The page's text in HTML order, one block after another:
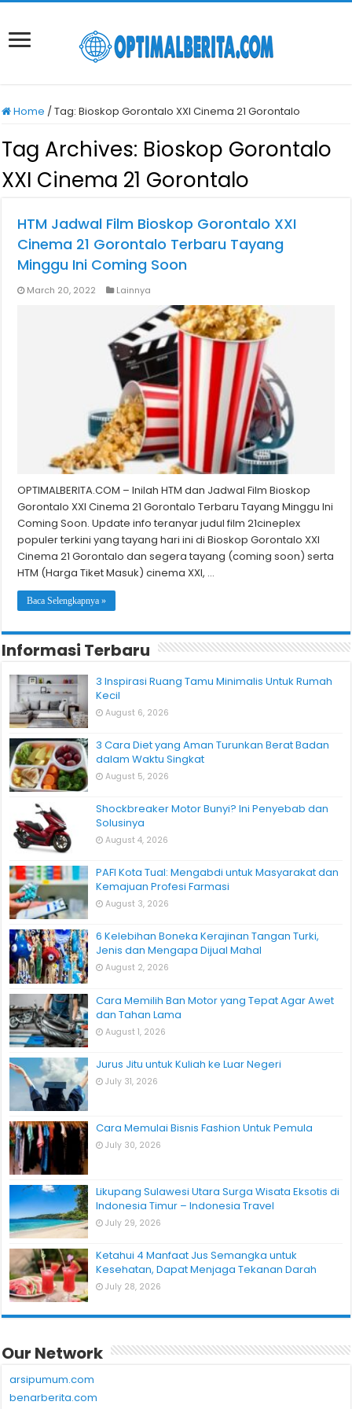
Home /Tag:Bioskop Gorontalo XXI Cinema 21 Gorontalo
Tag Archives: Bioskop Gorontalo
XXI Cinema 21 Gorontalo
HTM Jadwal Film Bioskop Gorontalo XXI
Cinema 21 Gorontalo Terbaru Tayang
Minggu Ini Coming Soon
March 20, 2022 Lainnya
OPTIMALBERITA.COM – Inilah HTM dan Jadwal Film Bioskop
Gorontalo XXI Cinema 21 Gorontalo Terbaru Tayang Minggu Ini
Coming Soon. Update info teranyar judul film 21cineplex
populer terkini yang tayang hari ini di Bioskop Gorontalo XXI
Cinema 21 Gorontalo dan segera tayang (coming soon) serta
HTM (Harga Tiket Masuk) cinema XXI, …
Baca Selengkapnya »
Informasi Terbaru
3 Inspirasi Ruang Tamu Minimalis Untuk Rumah
Kecil
August 6, 2026
3 Cara Diet yang Aman Turunkan Berat Badan
dalam Waktu Singkat
August 5, 2026
Shockbreaker Motor Bunyi? Ini Penyebab dan
Solusinya
August 4, 2026
PAFI Kota Tual: Mengabdi untuk Masyarakat dan
Kemajuan Profesi Farmasi
August 3, 2026
6 Kelebihan Boneka Kerajinan Tangan Turki,
Jenis dan Mengapa Dijual Mahal
August 2, 2026
Cara Memilih Ban Motor yang Tepat Agar Awet
dan Tahan Lama
August 1, 2026
Jurus Jitu untuk Kuliah ke Luar Negeri
July 31, 2026
Cara Memulai Bisnis Fashion Untuk Pemula
July 30, 2026
Likupang Sulawesi Utara Surga Wisata Eksotis di
Indonesia Timur – Indonesia Travel
July 29, 2026
Ketahui 4 Manfaat Jus Semangka untuk
Kesehatan, Dapat Menjaga Tekanan Darah
July 28, 2026
Our Network
arsipumum.com
benarberita.com